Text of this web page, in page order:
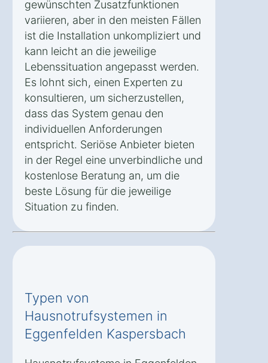
gewünschten Zusatzfunktionen
variieren, aber in den meisten Fällen
ist die Installation unkompliziert und
kann leicht an die jeweilige
Lebenssituation angepasst werden.
Es lohnt sich, einen Experten zu
konsultieren, um sicherzustellen,
dass das System genau den
individuellen Anforderungen
entspricht. Seriöse Anbieter bieten
in der Regel eine unverbindliche und
kostenlose Beratung an, um die
beste Lösung für die jeweilige
Situation zu finden.
Typen von
Hausnotrufsystemen in
Eggenfelden Kaspersbach